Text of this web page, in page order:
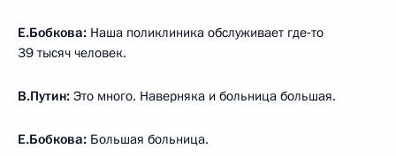
Е.Бобкова: Наша поликлиника обслуживает где‑то
39 тысяч человек.
В.Путин: Это много. Наверняка и больница большая.
Е.Бобкова: Большая больница.